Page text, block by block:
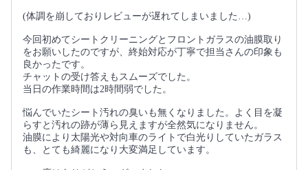
(体調を崩しておりレビューが遅れてしまいました…)
今回初めてシートクリーニングとフロントガラスの油膜取り
をお願いしたのですが、終始対応が丁寧で担当さんの印象も
良かったです。
チャットの受け答えもスムーズでした。
当日の作業時間は2時間弱でした。
悩んでいたシート汚れの臭いも無くなりました。よく目を凝
らすと汚れの跡が薄ら見えますが全然気になりません。
油膜により太陽光や対向車のライトで白光りしていたガラス
も、とても綺麗になり大変満足しています。